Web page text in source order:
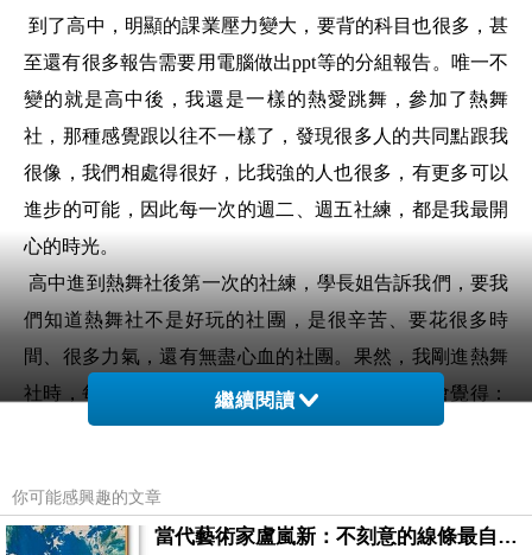
到了高中，明顯的課業壓力變大，要背的科目也很多，甚
至還有很多報告需要用電腦做出ppt等的分組報告。唯一不
變的就是高中後，我還是一樣的熱愛跳舞，參加了熱舞
社，那種感覺跟以往不一樣了，發現很多人的共同點跟我
很像，我們相處得很好，比我強的人也很多，有更多可以
進步的可能，因此每一次的週二、週五社練，都是我最開
心的時光。
高中進到熱舞社後第一次的社練，學長姐告訴我們，要我
們知道熱舞社不是好玩的社團，是很辛苦、要花很多時
間、很多力氣，還有無盡心血的社團。果然，我剛進熱舞
社時，每天的身體都是腰酸背痛的狀態，剛開始會覺得：
天啊！這個訓練根本就是過度操練的行程啊！加上以前的
甚至有低潮期的症狀發生。但我告訴自己：要變強就是要
這樣磨練自己，加入熱舞社不是來玩的，是要認真去對待
繼續閱讀
你可能感興趣的文章
當代藝術家盧嵐新：不刻意的線條最自由，讓色彩流動、筆觸自己說話